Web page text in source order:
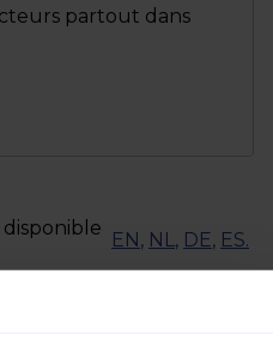
partout dans
EN, NL , DE, ES.